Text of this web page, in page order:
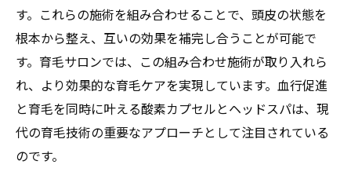
す。これらの施術を組み合わせることで、頭皮の状態を
根本から整え、互いの効果を補完し合うことが可能で
す。育毛サロンでは、この組み合わせ施術が取り入れら
れ、より効果的な育毛ケアを実現しています。血行促進
と育毛を同時に叶える酸素カプセルとヘッドスパは、現
代の育毛技術の重要なアプローチとして注目されている
のです。